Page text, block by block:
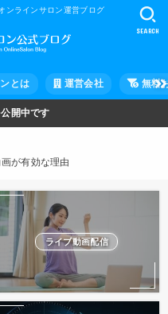
ンラインサロン運営ブログ
とは 運営会社 無料
SEARCH
開中です
が有効な理由
ライブ動画配信